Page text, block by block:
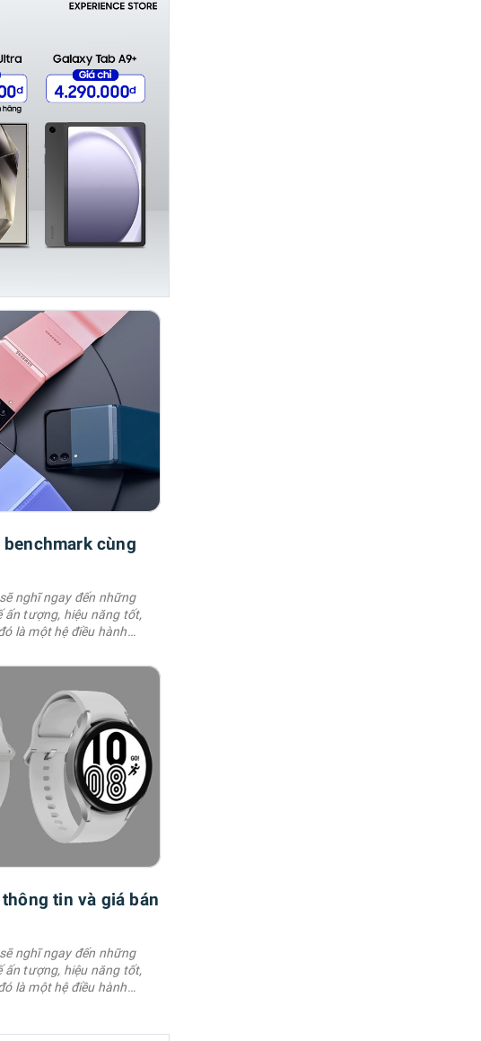
cùng
nghĩ ngay đến những
ấn tượng, hiệu năng tốt,
là một hệ điều hành
cực hay và cực hữu
tin và giá bán
nghĩ ngay đến những
ấn tượng, hiệu năng tốt,
là một hệ điều hành